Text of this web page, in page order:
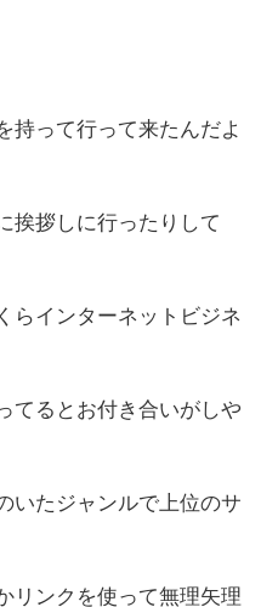
持って行って来たんだよ
挨拶しに行ったりして
らインターネットビジネ
てるとお付き合いがしや
いたジャンルで上位のサ
リンクを使って無理矢理